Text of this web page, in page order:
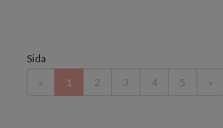
Sida
«
1 2 3 4 5 »